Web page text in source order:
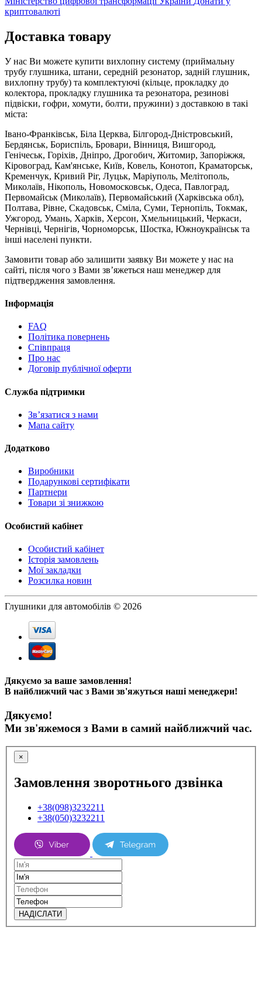
криптовалюті
Доставка товару
У нас Ви можете купити вихлопну систему (приймальну
трубу глушника, штани, середній резонатор, задній глушник,
вихлопну трубу) та комплектуючі (кільце, прокладку до
колектора, прокладку глушника та резонатора, резинові
підвіски, гофри, хомути, болти, пружини) з доставкою в такі
міста:
Івано-Франківськ, Біла Церква, Білгород-Дністровський,
Бердянськ, Бориспіль, Бровари, Вінниця, Вишгород,
Генічеськ, Горіхів, Дніпро, Дрогобич, Житомир, Запоріжжя,
Кіровоград, Кам'янське, Київ, Ковель, Конотоп, Краматорськ,
Кременчук, Кривий Ріг, Луцьк, Маріуполь, Мелітополь,
Миколаїв, Нікополь, Новомосковськ, Одеса, Павлоград,
Первомайськ (Миколаїв), Первомайський (Харківська обл),
Полтава, Рівне, Скадовськ, Сміла, Суми, Тернопіль, Токмак,
Ужгород, Умань, Харків, Херсон, Хмельницький, Черкаси,
Чернівці, Чернігів, Чорноморськ, Шостка, Южноукраїнськ та
інші населені пункти.
Замовити товар або залишити заявку Ви можете у нас на
сайті, після чого з Вами зв’яжеться наш менеджер для
підтвердження замовлення.
Інформація
FAQ
Політика повернень
Співпраця
Про нас
Договір публічної оферти
Служба підтримки
Зв’язатися з нами
Мапа сайту
Додатково
Виробники
Подарункові сертифікати
Партнери
Товари зі знижкою
Особистий кабінет
Особистий кабінет
Історія замовлень
Мої закладки
Розсилка новин
Глушники для автомобілів © 2026
Дякуємо за ваше замовлення!
В найближчий час з Вами зв'яжуться наші менеджери!
Дякуємо!
Ми зв'яжемося з Вами в самий найближчий час.
×
Замовлення зворотнього дзвінка
+38(098)3232211
+38(050)3232211
НАДІСЛАТИ